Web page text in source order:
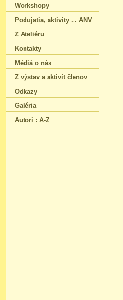
Workshopy
Podujatia‚ aktivity ... ANV
Z Ateliéru
Kontakty
Médiá o nás
Z výstav a aktivít členov
Odkazy
Galéria
Autori : A-Z